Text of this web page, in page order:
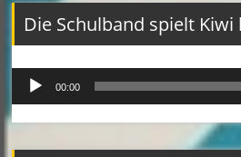
Die Schulband spielt Kiwi
Audio-
Player
00:00